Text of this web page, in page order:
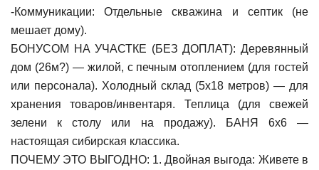
-Коммуникации: Отдельные скважина и септик (не
мешает дому).
БОНУСОМ НА УЧАСТКЕ (БЕЗ ДОПЛАТ): Деревянный
дом (26м?) — жилой, с печным отоплением (для гостей
или персонала). Холодный склад (5х18 метров) — для
хранения товаров/инвентаря. Теплица (для свежей
зелени к столу или на продажу). БАНЯ 6х6 —
настоящая сибирская классика.
ПОЧЕМУ ЭТО ВЫГОДНО: 1. Двойная выгода: Живете в